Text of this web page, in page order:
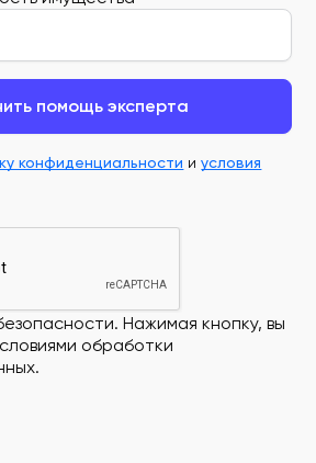
помощь эксперта
конфиденциальности иусловия
Нажимая кнопку, вы
обработки